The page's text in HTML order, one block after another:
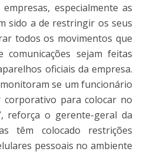
especialmente as
sido a de restringir os seus
todos os movimentos que
comunicações sejam feitas
oficiais da empresa.
se um funcionário
para colocar no
reforça o gerente-geral da
têm colocado restrições
pessoais no ambiente